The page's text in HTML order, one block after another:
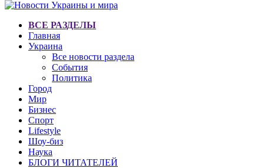
ВСЕ РАЗДЕЛЫ
Главная
Украина
Все новости раздела
События
Политика
Город
Мир
Бизнес
Спорт
Lifestyle
Шоу-биз
Наука
БЛОГИ ЧИТАТЕЛЕЙ